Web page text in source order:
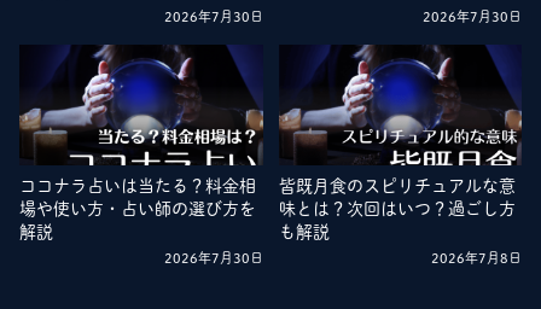
2026年7月30日 2026年7月30日
ココナラ占いは当たる？料金相
場や使い方・占い師の選び方を
解説
2026年7月30日
皆既月食のスピリチュアルな意
味とは？次回はいつ？過ごし方
も解説
2026年7月8日